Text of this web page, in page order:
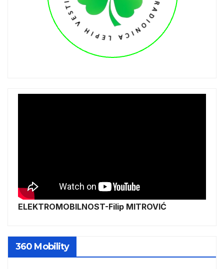
ELEKTROMOBILNOST-Filip MITROVIĆ
360 Mobility